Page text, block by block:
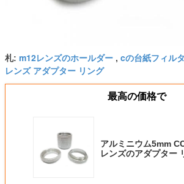
札: m12レンズのホールダー , cの台紙フィル
レンズ アダプター リング
最高の価格で
アルミニウム5mm
レンズのアダプター